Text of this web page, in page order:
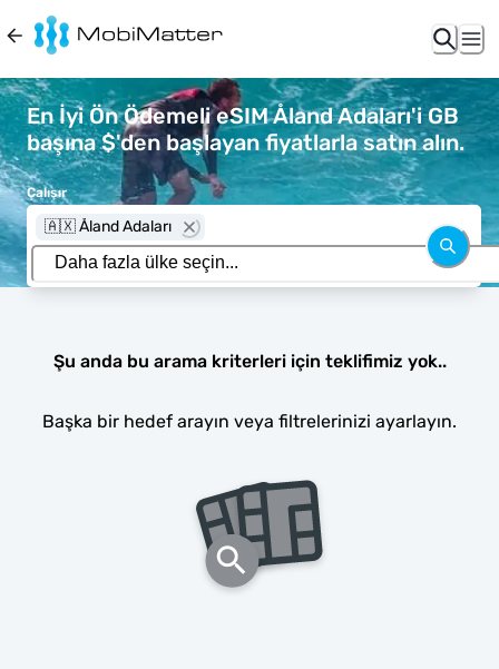
En İyi Ön Ödemeli eSIM Åland Adaları'i GB
başına $'den başlayan fiyatlarla satın alın.
Çalışır
🇦🇽 Åland Adaları
Şu anda bu arama kriterleri için teklifimiz yok..
Başka bir hedef arayın veya filtrelerinizi ayarlayın.